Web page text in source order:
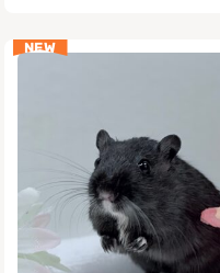
NEW